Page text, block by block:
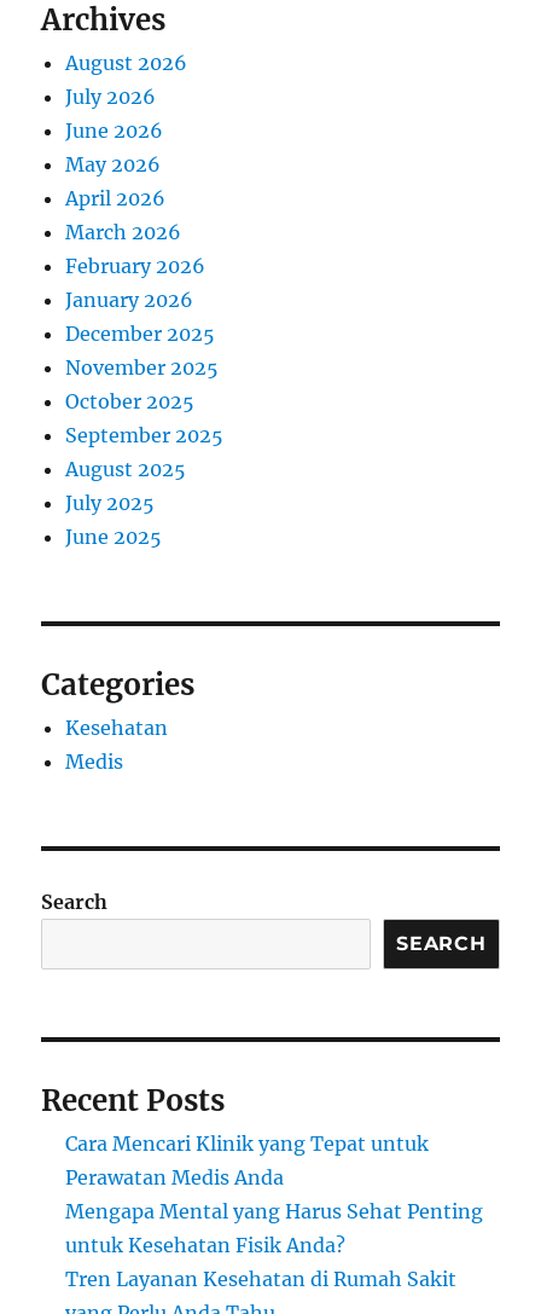
Archives
August 2026
July 2026
June 2026
May 2026
April 2026
March 2026
February 2026
January 2026
December 2025
November 2025
October 2025
September 2025
August 2025
July 2025
June 2025
Categories
Kesehatan
Medis
Search
SEARCH
Recent Posts
Cara Mencari Klinik yang Tepat untuk
Perawatan Medis Anda
Mengapa Mental yang Harus Sehat Penting
untuk Kesehatan Fisik Anda?
Tren Layanan Kesehatan di Rumah Sakit